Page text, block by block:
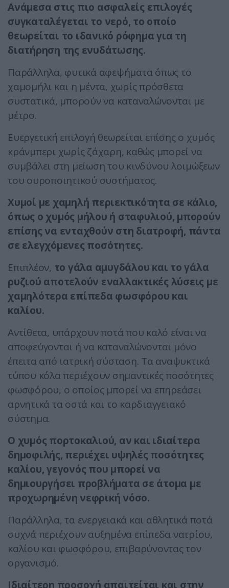
Ανάμεσα στις πιο ασφαλείς επιλογές
συγκαταλέγεται το νερό, το οποίο
θεωρείται το ιδανικό ρόφημα για τη
διατήρηση της ενυδάτωσης.
Παράλληλα, φυτικά αφεψήματα όπως το
χαμομήλι και η μέντα, χωρίς πρόσθετα
συστατικά, μπορούν να καταναλώνονται με
μέτρο.
Ευεργετική επιλογή θεωρείται επίσης ο χυμός
κράνμπερι χωρίς ζάχαρη, καθώς μπορεί να
συμβάλει στη μείωση του κινδύνου λοιμώξεων
του ουροποιητικού συστήματος.
Χυμοί με χαμηλή περιεκτικότητα σε κάλιο,
όπως ο χυμός μήλου ή σταφυλιού, μπορούν
επίσης να ενταχθούν στη διατροφή, πάντα
σε ελεγχόμενες ποσότητες.
Επιπλέον, το γάλα αμυγδάλου και το γάλα
ρυζιού αποτελούν εναλλακτικές λύσεις με
χαμηλότερα επίπεδα φωσφόρου και
καλίου.
Αντίθετα, υπάρχουν ποτά που καλό είναι να
αποφεύγονται ή να καταναλώνονται μόνο
έπειτα από ιατρική σύσταση. Τα αναψυκτικά
τύπου κόλα περιέχουν σημαντικές ποσότητες
φωσφόρου, ο οποίος μπορεί να επηρεάσει
αρνητικά τα οστά και το καρδιαγγειακό
σύστημα.
Ο χυμός πορτοκαλιού, αν και ιδιαίτερα
δημοφιλής, περιέχει υψηλές ποσότητες
καλίου, γεγονός που μπορεί να
δημιουργήσει προβλήματα σε άτομα με
προχωρημένη νεφρική νόσο.
Παράλληλα, τα ενεργειακά και αθλητικά ποτά
συχνά περιέχουν αυξημένα επίπεδα νατρίου,
καλίου και φωσφόρου, επιβαρύνοντας τον
οργανισμό.
Ιδιαίτερη προσοχή απαιτείται και στην